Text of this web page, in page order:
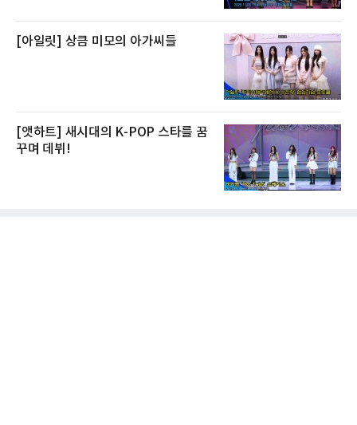
[아일릿] 상큼 미모의 아가씨들
[앳하트] 새시대의 K-POP 스타를 꿈
꾸며 데뷔!